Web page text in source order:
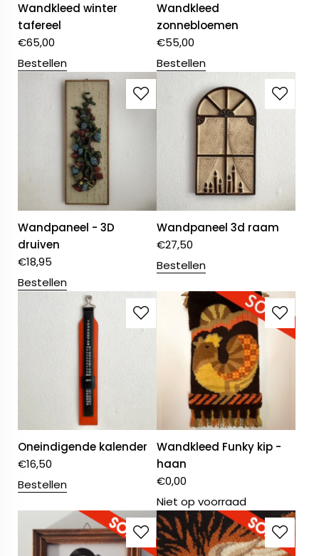
Wandkleed winter
tafereel
€65,00
Bestellen
Wandkleed
zonnebloemen
€55,00
Bestellen
Wandpaneel - 3D
druiven
€18,95
Bestellen
Wandpaneel 3d raam
€27,50
Bestellen
Oneindigende kalender
€16,50
Bestellen
Wandkleed Funky kip -
haan
€0,00
Niet op voorraad